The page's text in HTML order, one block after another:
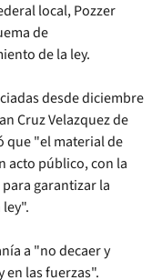
local, Pozzer
de
de la ley.
desde diciembre
Cruz Velazquez de
que "el material de
acto público, con la
garantizar la
a "no decaer y
las fuerzas".